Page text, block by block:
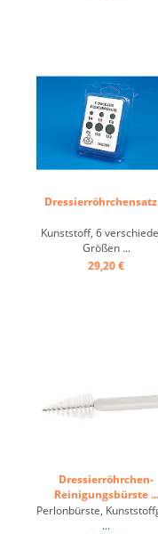
Dressierröhrchensatz
Kunststoff, 6
Größen ...
29,20 €
Dressierröhrchen-
Reinigungsbürste ...
Perlonbürste,
...